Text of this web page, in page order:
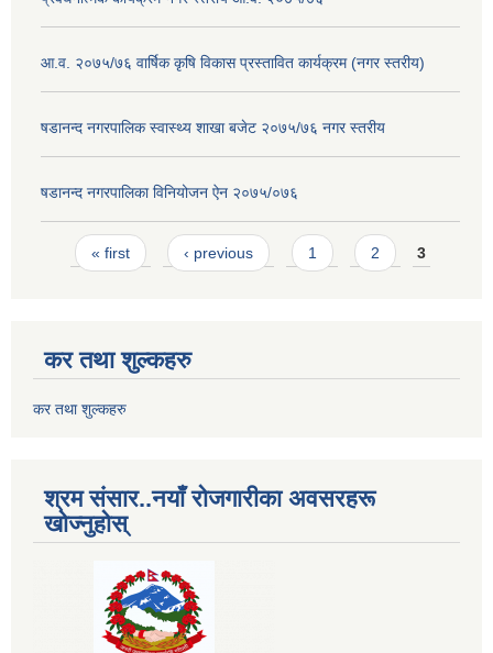
आ.व. २०७५/७६ वार्षिक कृषि विकास प्रस्तावित कार्यक्रम (नगर स्तरीय)
षडानन्द नगरपालिक स्वास्थ्य शाखा बजेट २०७५/७६ नगर स्तरीय
षडानन्द नगरपालिका विनियोजन ‌‌ऐन २०७५/०७६
Pages
« first ‹ previous 1 2 3
कर तथा शुल्कहरु
कर तथा शुल्कहरु
श्रम संसार..नयाँ रोजगारीका अवसरहरू
खोज्नुहोस्